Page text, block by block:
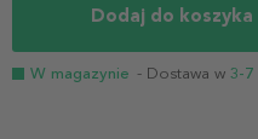
Dodaj do koszyka
W magazynie - Dostawa w 3-7